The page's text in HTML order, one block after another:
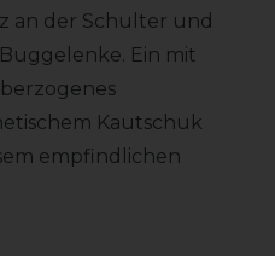
an der Schulter und
Ein mit
Kautschuk
empfindlichen